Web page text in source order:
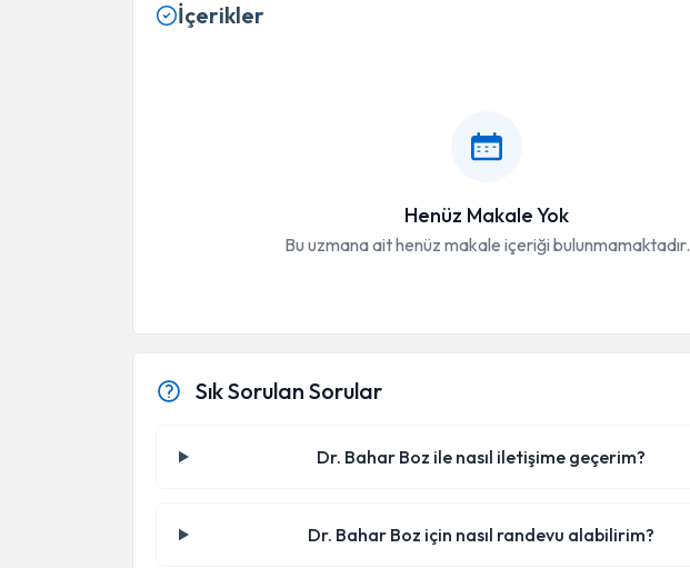
İçerikler
Henüz Makale Yok
Bu uzmana ait henüz makale içeriği bulunmamaktadır.
Sık Sorulan Sorular
Dr. Bahar Boz ile nasıl iletişime geçerim?
Dr. Bahar Boz için nasıl randevu alabilirim?